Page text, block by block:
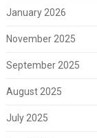
January 2026
November 2025
September 2025
August 2025
July 2025